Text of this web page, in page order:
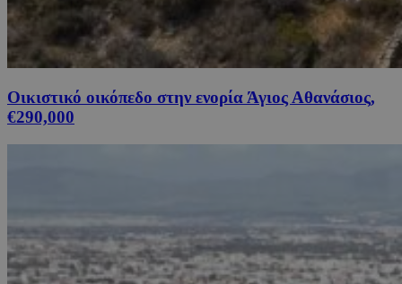
Οικιστικό οικόπεδο στην ενορία Άγιος Αθανάσιος,
€290,000